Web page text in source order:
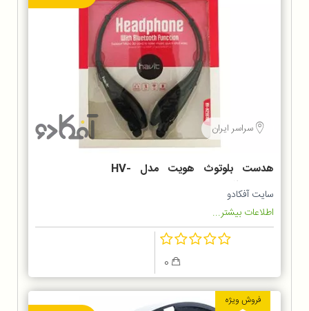
سراسر ایران
هدست بلوتوث هویت مدل HV-
H2551BT
سایت آفکادو
اطلاعات بیشتر...
فروش ویژه